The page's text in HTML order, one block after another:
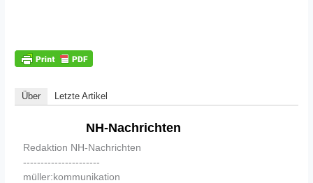
Über Letzte Artikel
NH-Nachrichten
Redaktion NH-Nachrichten
----------------------
müller:kommunikation